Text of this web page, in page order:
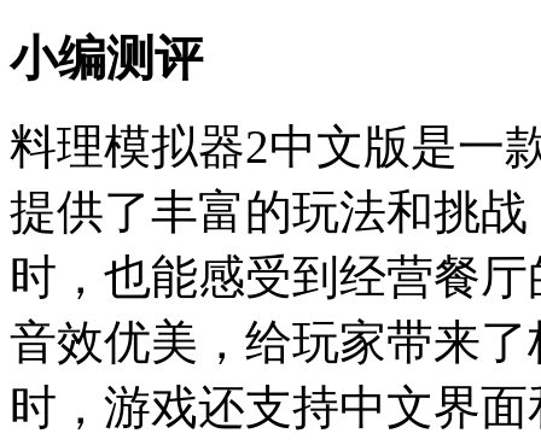
小编测评
料理模拟器2中文版是一
提供了丰富的玩法和挑
时，也能感受到经营餐
音效优美，给玩家带来
时，游戏还支持中文界